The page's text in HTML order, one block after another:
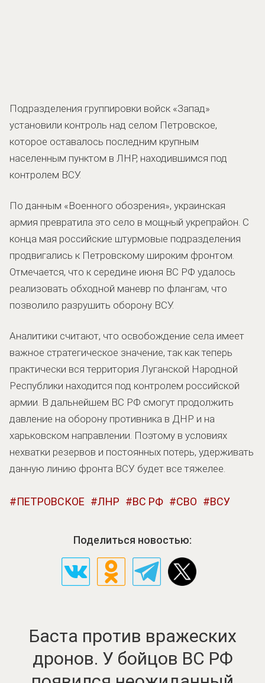
Подразделения группировки войск «Запад»
установили контроль над селом Петровское,
которое оставалось последним крупным
населенным пунктом в ЛНР, находившимся под
контролем ВСУ.
По данным «Военного обозрения», украинская
армия превратила это село в мощный укрепрайон. С
конца мая российские штурмовые подразделения
продвигались к Петровскому широким фронтом.
Отмечается, что к середине июня ВС РФ удалось
реализовать обходной маневр по флангам, что
позволило разрушить оборону ВСУ.
Аналитики считают, что освобождение села имеет
важное стратегическое значение, так как теперь
практически вся территория Луганской Народной
Республики находится под контролем российской
армии. В дальнейшем ВС РФ смогут продолжить
давление на оборону противника в ДНР и на
харьковском направлении. Поэтому в условиях
нехватки резервов и постоянных потерь, удерживать
данную линию фронта ВСУ будет все тяжелее.
ПЕТРОВСКОЕ ЛНР ВС РФ СВО ВСУ
Поделиться новостью:
Баста против вражеских
дронов. У бойцов ВС РФ